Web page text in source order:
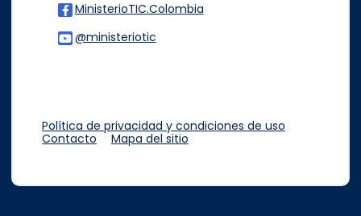
MinisterioTIC.Colombia
@ministeriotic
Política de privacidad y condiciones de uso
Contacto
Mapa del sitio